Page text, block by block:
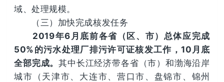
域、处理规模。
（三）加快完成核发任务
2019年6月底前各省（区、市）总体应完成
50%的污水处理厂排污许可证核发工作，10月底
全部完成。其中长江经济带各省（市）和渤海沿岸
城市（天津市、大连市、营口市、盘锦市、锦州